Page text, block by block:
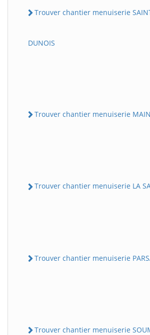
Trouver chantier menuiserie
DUNOIS
Trouver chantier menuiserie
Trouver chantier menuiserie LA
Trouver chantier menuiserie
Trouver chantier menuiserie